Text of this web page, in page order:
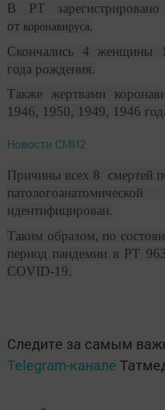
В РТ
от коронавируса.
Скончались 4 женщины
года рождения.
Также жертвами
1946, 1950, 1949, 1946
Новости СМИ2
Причины всех 8 смертей
идентифицирован.
Таким образом, по
период пандемии в РТ
COVID-19.
Следите за самым
Telegram-канале